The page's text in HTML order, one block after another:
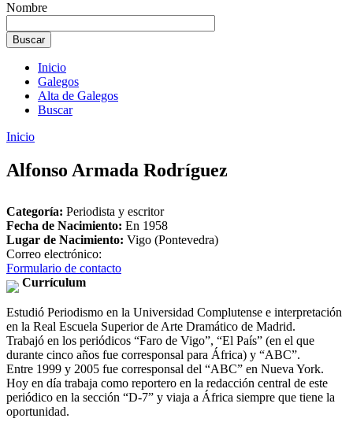
Nombre
Inicio
Galegos
Alta de Galegos
Buscar
Inicio
Alfonso Armada Rodríguez
Categoría: Periodista y escritor
Fecha de Nacimiento: En 1958
Lugar de Nacimiento: Vigo (Pontevedra)
Correo electrónico:
Formulario de contacto
Currículum
Estudió Periodismo en la Universidad Complutense e interpretación
en la Real Escuela Superior de Arte Dramático de Madrid.
Trabajó en los periódicos “Faro de Vigo”, “El País” (en el que
durante cinco años fue corresponsal para África) y “ABC”.
Entre 1999 y 2005 fue corresponsal del “ABC” en Nueva York.
Hoy en día trabaja como reportero en la redacción central de este
periódico en la sección “D-7” y viaja a África siempre que tiene la
oportunidad.